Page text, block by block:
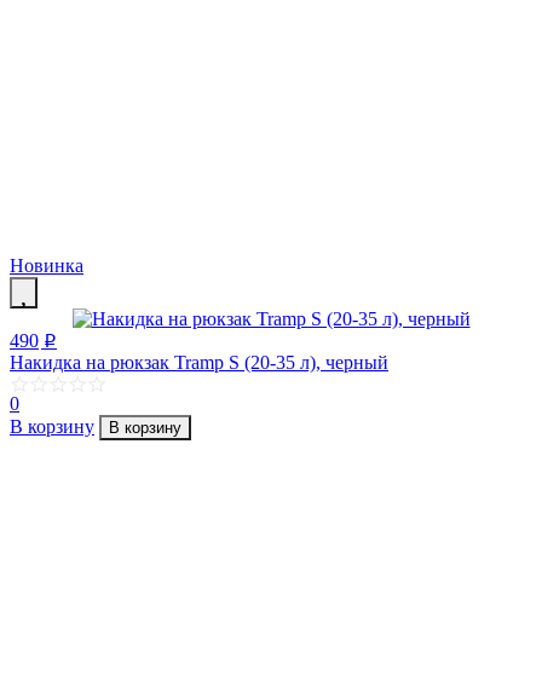
Новинка
490 p
Накидка на рюкзак Tramp S (20-35 л), черный
0
В корзину
В корзину